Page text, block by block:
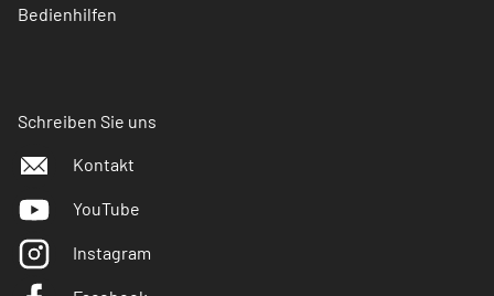
Bedienhilfen
Schreiben Sie uns
Kontakt
YouTube
Instagram